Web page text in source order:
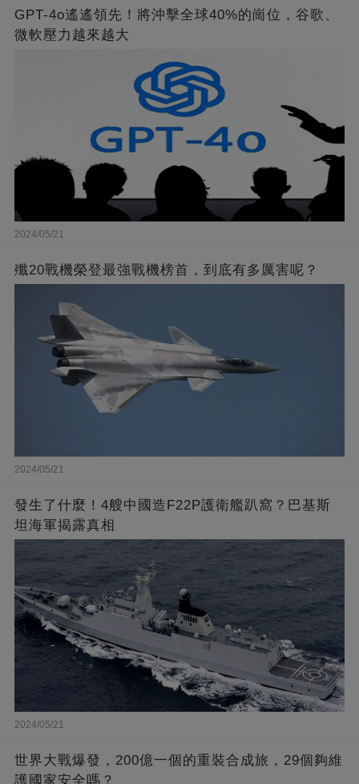
GPT-4o遙遙領先！將沖擊全球40%的崗位，谷歌、
微軟壓力越來越大
2024/05/21
殲20戰機榮登最強戰機榜首，到底有多厲害呢？
2024/05/21
發生了什麼！4艘中國造F22P護衛艦趴窩？巴基斯
坦海軍揭露真相
2024/05/21
世界大戰爆發，200億一個的重裝合成旅，29個夠維
護國家安全嗎？